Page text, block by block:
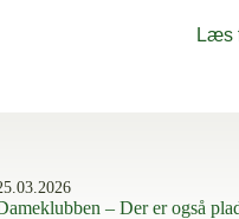
Læs
– Der er også